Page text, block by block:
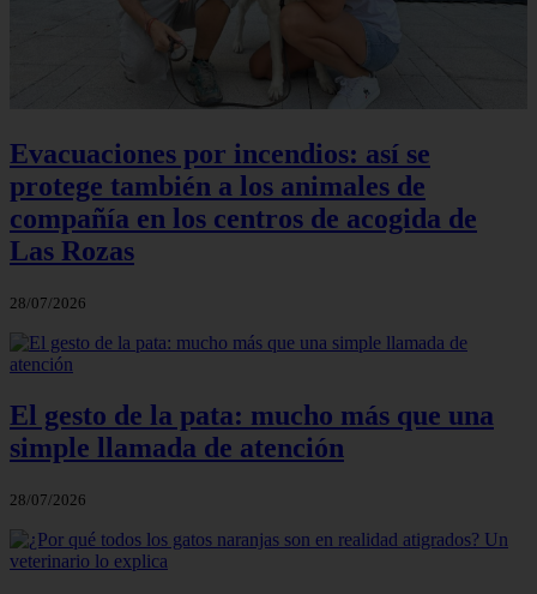
Evacuaciones por incendios: así se
protege también a los animales de
compañía en los centros de acogida de
Las Rozas
28/07/2026
El gesto de la pata: mucho más que una
simple llamada de atención
28/07/2026